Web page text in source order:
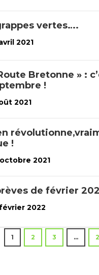
vertes….
2021
Bretonne » :
!
2021
!
2021
de février
2022
1 2 3 …